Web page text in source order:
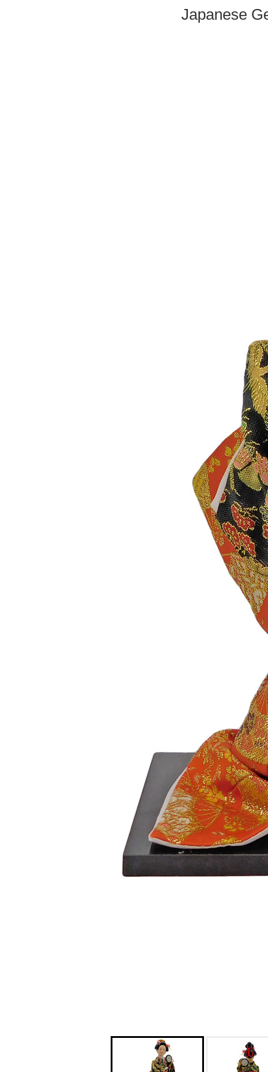
Japanese